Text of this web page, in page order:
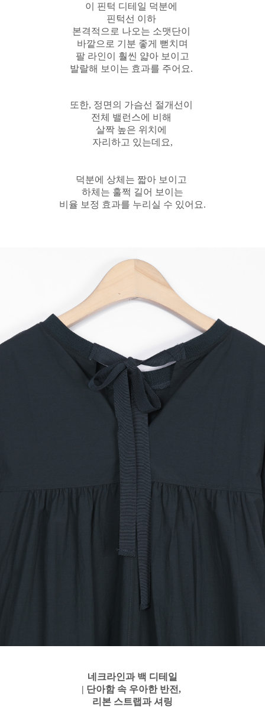
이 핀턱 디테일 덕분에
핀턱선 이하
본격적으로 나오는 소맷단이
바깥으로 기분 좋게 뻗치며
팔 라인이 훨씬 얇아 보이고
발랄해 보이는 효과를 주어요.
또한, 정면의 가슴선 절개선이
전체 밸런스에 비해
살짝 높은 위치에
자리하고 있는데요,
덕분에 상체는 짧아 보이고
하체는 훌쩍 길어 보이는
비율 보정 효과를 누리실 수 있어요.
네크라인과 백 디테일
| 단아함 속 우아한 반전,
리본 스트랩과 셔링